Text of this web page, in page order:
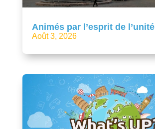
Animés par l’esprit de l’unité
Août 3, 2026